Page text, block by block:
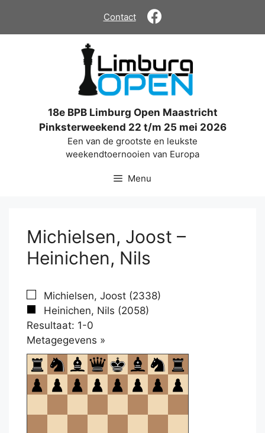
de
Contact
18e BPB Limburg Open Maastricht
Pinksterweekend 22 t/m 25 mei 2026
Een van de grootste en leukste
weekendtoernooien van Europa
Menu
Michielsen, Joost –
Heinichen, Nils
Michielsen, Joost (2338)
Heinichen, Nils (2058)
Resultaat: 1-0
Metagegevens »
om
te
openen.